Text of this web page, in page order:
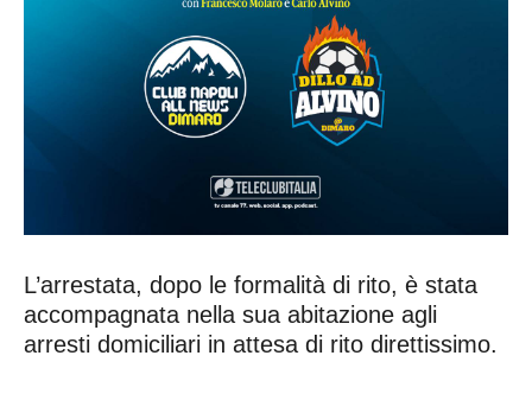
L’arrestata, dopo le formalità di rito, è stata
accompagnata nella sua abitazione agli
arresti domiciliari in attesa di rito direttissimo.